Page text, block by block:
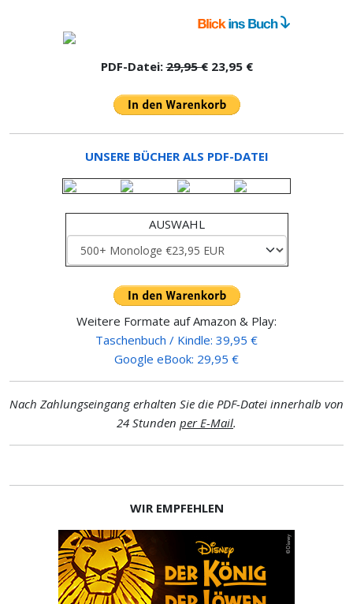
PDF-Datei:29,95 €23,95 €
UNSERE BÜCHER ALS PDF-DATEI
AUSWAHL
Weitere Formate auf Amazon & Play:
Taschenbuch / Kindle: 39,95 €
Google eBook: 29,95 €
Nach Zahlungseingang erhalten Sie die PDF-Datei innerhalb von
24 Stunden per E-Mail.
WIR EMPFEHLEN